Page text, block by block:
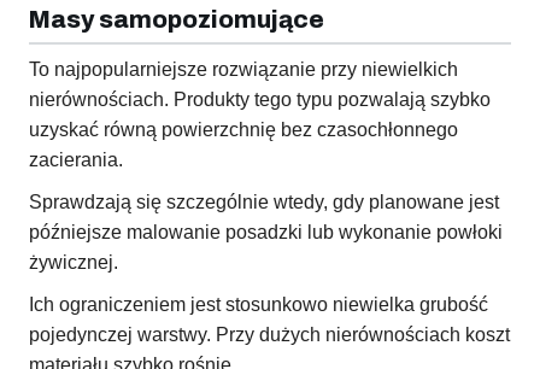
Masy samopoziomujące
To najpopularniejsze rozwiązanie przy niewielkich
nierównościach. Produkty tego typu pozwalają szybko
uzyskać równą powierzchnię bez czasochłonnego
zacierania.
Sprawdzają się szczególnie wtedy, gdy planowane jest
późniejsze malowanie posadzki lub wykonanie powłoki
żywicznej.
Ich ograniczeniem jest stosunkowo niewielka grubość
pojedynczej warstwy. Przy dużych nierównościach koszt